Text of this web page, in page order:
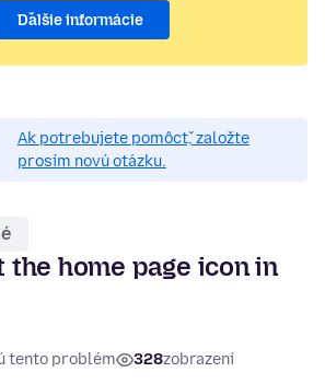
Ďalšie informácie
Ak potrebujete pomôcť, založte
prosím novú otázku.
the home page icon in
tento problém 328zobrazení